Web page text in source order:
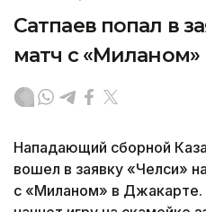
Сатпаев попал в
матч с «Миланом»
Нападающий сборной
вошел в заявку «Челси»
с «Миланом» в Джакарте.